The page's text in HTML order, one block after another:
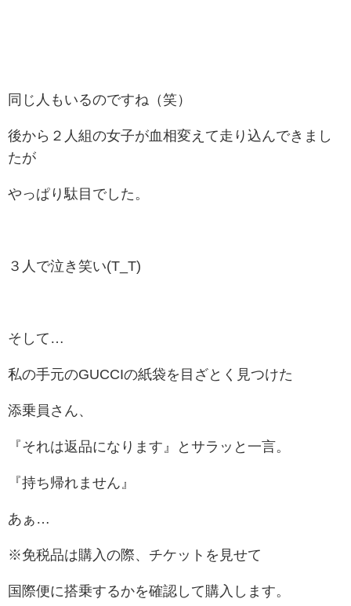
同じ人もいるのですね（笑）
後から２人組の女子が血相変えて走り込んできまし
たが
やっぱり駄目でした。
３人で泣き笑い(T_T)
そして…
私の手元のGUCCIの紙袋を目ざとく見つけた
添乗員さん、
『それは返品になります』とサラッと一言。
『持ち帰れません』
あぁ…
※免税品は購入の際、チケットを見せて
国際便に搭乗するかを確認して購入します。